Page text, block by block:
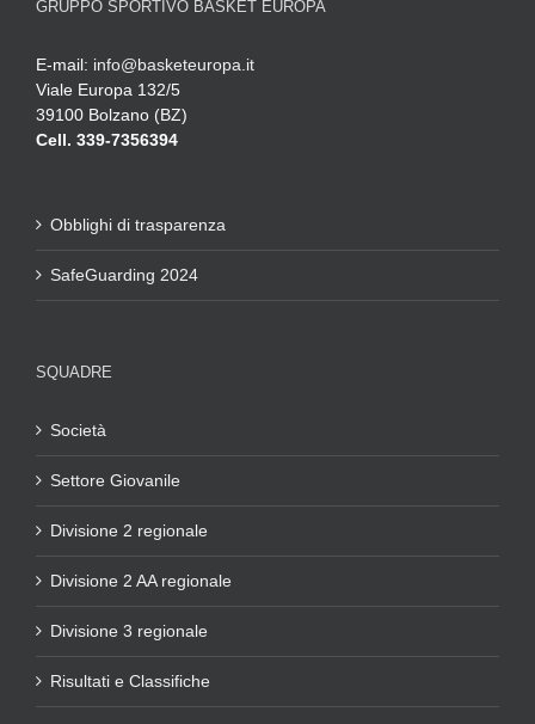
GRUPPO SPORTIVO BASKET EUROPA
E-mail: info@basketeuropa.it
Viale Europa 132/5
39100 Bolzano (BZ)
Cell. 339-7356394
Obblighi di trasparenza
SafeGuarding 2024
SQUADRE
Società
Settore Giovanile
Divisione 2 regionale
Divisione 2 AA regionale
Divisione 3 regionale
Risultati e Classifiche